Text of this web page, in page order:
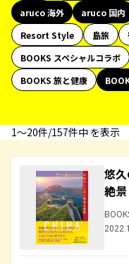
aruco 海外
aruco 国内
Resort Style
島旅
BOOKS スペシャルコラボ
BOOKS 旅と健康
1〜20件/157件中 を表示
悠
絶